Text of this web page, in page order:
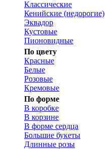
Классические
Кенийские (недорогие)
Эквадор
Кустовые
Пионовидные
По цвету
Красные
Белые
Розовые
Кремовые
По форме
В коробке
В корзине
В форме сердца
Большие букеты
Длинные розы